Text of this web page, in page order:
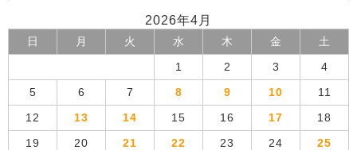
2026年4月
日 月 火 水 木 金 土
1 2 3 4
5 6 7 8 9 10 11
12 13 14 15 16 17 18
19 20 21 22 23 24 25